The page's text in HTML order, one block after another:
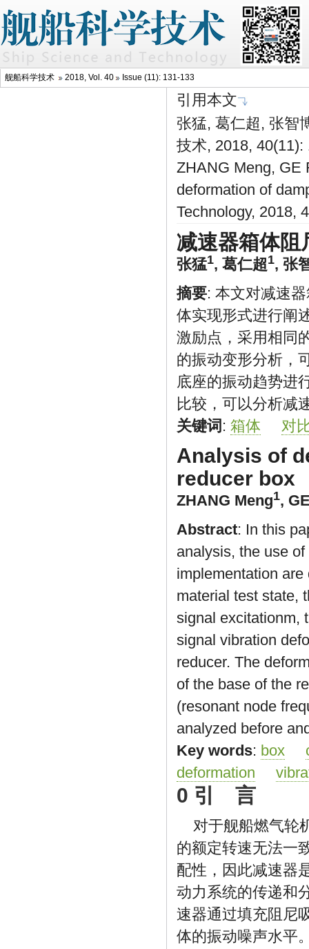
舰船科学技术 2018, Vol. 40 Issue (11): 131-133
引用本文
张猛, 葛仁超, 张智
技术, 2018,
ZHANG Meng, GE
deformation of
Technology, 2018,
减速器箱体阻
张猛1, 葛仁超1, 张
摘要: 本文对减速
体实现形式进行阐
激励点，采用相同
的振动变形分析，
底座的振动趋势进
比较，可以分析减
关键词 : 箱体 对
Analysis of
reducer box
ZHANG Meng1,
Abstract: In this
analysis, the use
implementation
material test state,
signal excitationm,
signal vibration
reducer. The
of the base of the
(resonant node
analyzed before
Key words: box
deformation
0 引 言
对于舰船燃气轮
的额定转速无法一
配性，因此减速器
动力系统的传递和
速器通过填充阻尼
体的振动噪声水平